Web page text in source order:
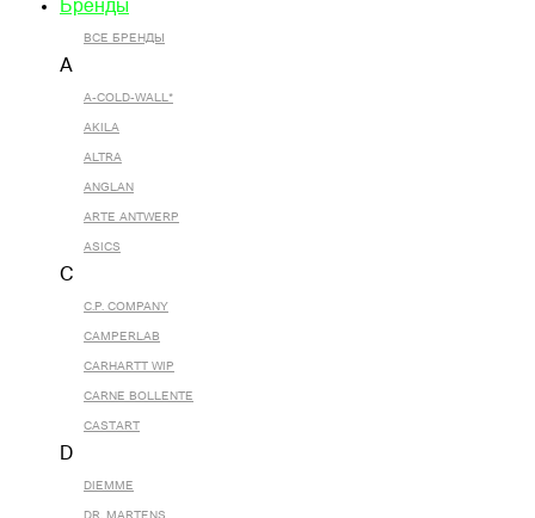
Бренды
ВСЕ БРЕНДЫ
A
A-COLD-WALL*
AKILA
ALTRA
ANGLAN
ARTE ANTWERP
ASICS
C
C.P. COMPANY
CAMPERLAB
CARHARTT WIP
CARNE BOLLENTE
CASTART
D
DIEMME